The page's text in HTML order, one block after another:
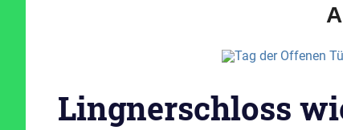
Lingnerschloss